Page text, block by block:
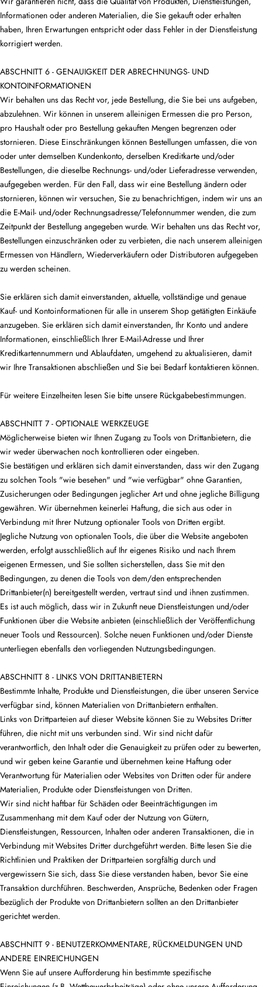
Informationen oder anderen Materialien, die Sie gekauft oder erhalten
haben, Ihren Erwartungen entspricht oder dass Fehler in der Dienstleistung
korrigiert werden.
ABSCHNITT 6 - GENAUIGKEIT DER ABRECHNUNGS- UND
KONTOINFORMATIONEN
Wir behalten uns das Recht vor, jede Bestellung, die Sie bei uns aufgeben,
abzulehnen. Wir können in unserem alleinigen Ermessen die pro Person,
pro Haushalt oder pro Bestellung gekauften Mengen begrenzen oder
stornieren. Diese Einschränkungen können Bestellungen umfassen, die von
oder unter demselben Kundenkonto, derselben Kreditkarte und/oder
Bestellungen, die dieselbe Rechnungs- und/oder Lieferadresse verwenden,
aufgegeben werden. Für den Fall, dass wir eine Bestellung ändern oder
stornieren, können wir versuchen, Sie zu benachrichtigen, indem wir uns an
die E-Mail- und/oder Rechnungsadresse/Telefonnummer wenden, die zum
Zeitpunkt der Bestellung angegeben wurde. Wir behalten uns das Recht vor,
Bestellungen einzuschränken oder zu verbieten, die nach unserem alleinigen
Ermessen von Händlern, Wiederverkäufern oder Distributoren aufgegeben
zu werden scheinen.
Sie erklären sich damit einverstanden, aktuelle, vollständige und genaue
Kauf- und Kontoinformationen für alle in unserem Shop getätigten Einkäufe
anzugeben. Sie erklären sich damit einverstanden, Ihr Konto und andere
Informationen, einschließlich Ihrer E-Mail-Adresse und Ihrer
Kreditkartennummern und Ablaufdaten, umgehend zu aktualisieren, damit
wir Ihre Transaktionen abschließen und Sie bei Bedarf kontaktieren können.
Für weitere Einzelheiten lesen Sie bitte unsere Rückgabebestimmungen.
ABSCHNITT 7 - OPTIONALE WERKZEUGE
Möglicherweise bieten wir Ihnen Zugang zu Tools von Drittanbietern, die
wir weder überwachen noch kontrollieren oder eingeben.
Sie bestätigen und erklären sich damit einverstanden, dass wir den Zugang
zu solchen Tools "wie besehen" und "wie verfügbar" ohne Garantien,
Zusicherungen oder Bedingungen jeglicher Art und ohne jegliche Billigung
gewähren. Wir übernehmen keinerlei Haftung, die sich aus oder in
Verbindung mit Ihrer Nutzung optionaler Tools von Dritten ergibt.
Jegliche Nutzung von optionalen Tools, die über die Website angeboten
werden, erfolgt ausschließlich auf Ihr eigenes Risiko und nach Ihrem
eigenen Ermessen, und Sie sollten sicherstellen, dass Sie mit den
Bedingungen, zu denen die Tools von dem/den entsprechenden
Drittanbieter(n) bereitgestellt werden, vertraut sind und ihnen zustimmen.
Es ist auch möglich, dass wir in Zukunft neue Dienstleistungen und/oder
Funktionen über die Website anbieten (einschließlich der Veröffentlichung
neuer Tools und Ressourcen). Solche neuen Funktionen und/oder Dienste
unterliegen ebenfalls den vorliegenden Nutzungsbedingungen.
ABSCHNITT 8 - LINKS VON DRITTANBIETERN
Bestimmte Inhalte, Produkte und Dienstleistungen, die über unseren Service
verfügbar sind, können Materialien von Drittanbietern enthalten.
Links von Drittparteien auf dieser Website können Sie zu Websites Dritter
führen, die nicht mit uns verbunden sind. Wir sind nicht dafür
verantwortlich, den Inhalt oder die Genauigkeit zu prüfen oder zu bewerten,
und wir geben keine Garantie und übernehmen keine Haftung oder
Verantwortung für Materialien oder Websites von Dritten oder für andere
Materialien, Produkte oder Dienstleistungen von Dritten.
Wir sind nicht haftbar für Schäden oder Beeinträchtigungen im
Zusammenhang mit dem Kauf oder der Nutzung von Gütern,
Dienstleistungen, Ressourcen, Inhalten oder anderen Transaktionen, die in
Verbindung mit Websites Dritter durchgeführt werden. Bitte lesen Sie die
Richtlinien und Praktiken der Drittparteien sorgfältig durch und
vergewissern Sie sich, dass Sie diese verstanden haben, bevor Sie eine
Transaktion durchführen. Beschwerden, Ansprüche, Bedenken oder Fragen
bezüglich der Produkte von Drittanbietern sollten an den Drittanbieter
gerichtet werden.
ABSCHNITT 9 - BENUTZERKOMMENTARE, RÜCKMELDUNGEN UND
ANDERE EINREICHUNGEN
Wenn Sie auf unsere Aufforderung hin bestimmte spezifische